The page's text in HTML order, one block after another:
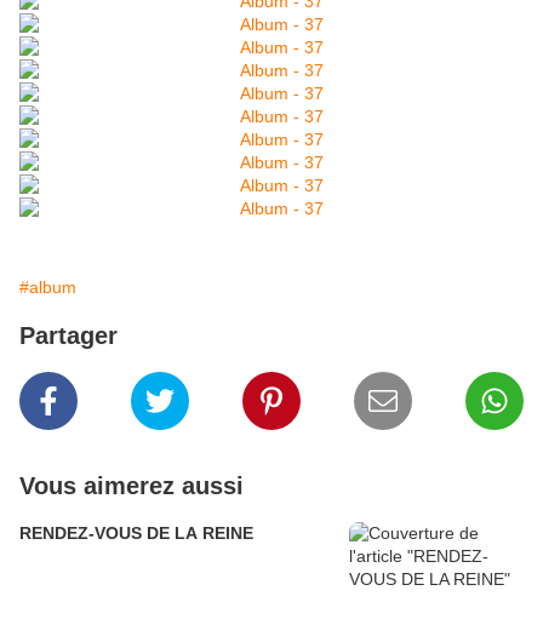
#album
Partager
Vous aimerez aussi
RENDEZ-VOUS DE LA REINE